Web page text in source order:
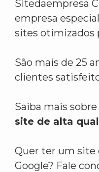
Sitedaempresa
empresa
sites otimizados
São mais de 25
clientes
Saiba mais sobre
site de alta
Quer ter um site
Google? Fale